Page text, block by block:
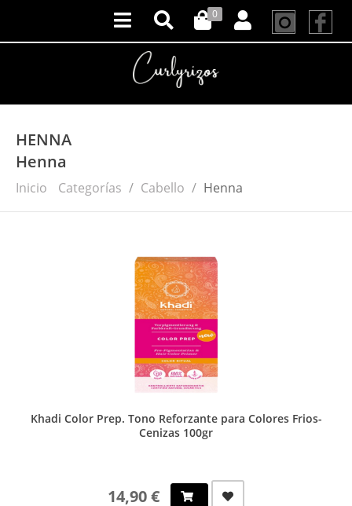
0
HENNA
Henna
Inicio Categorías Cabello Henna
Khadi Color Prep. Tono Reforzante para Colores Frios-
Cenizas 100gr
14,90 €